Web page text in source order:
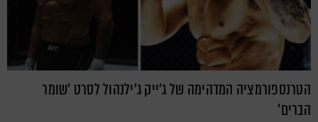
הטרנספורמציה המדהימה של ג'ייק ג'ילנהול לסרט 'שומר
הברים'